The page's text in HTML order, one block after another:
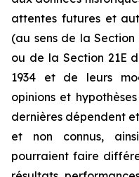
attentes futures et
(au sens de la
ou de la Section 21E
1934 et de leurs
opinions et
dernières dépendent
et non connus,
pourraient faire